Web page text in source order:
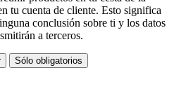
tu cuenta de cliente. Esto significa
conclusión sobre ti y los datos
a terceros.
Sólo obligatorios